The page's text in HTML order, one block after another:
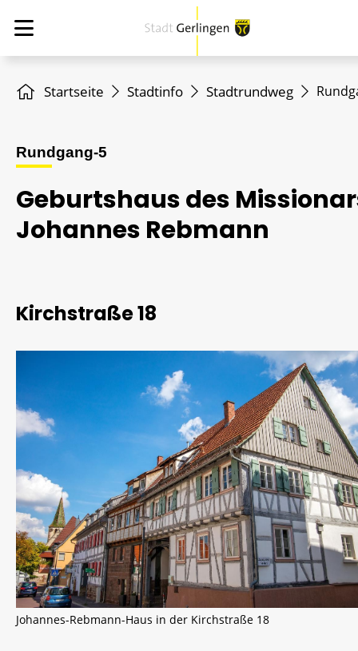
Startseite Stadtinfo Stadtrundweg
Rundgang-5
Geburtshaus des
Johannes Rebmann
Kirchstraße 18
Johannes-Rebmann-Haus in der Kirchstraße 18